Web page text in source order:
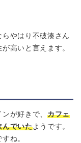
やはり不破湊さん
高いと言えます。
が好きで、 カフェ
んでいたようです。
ね。